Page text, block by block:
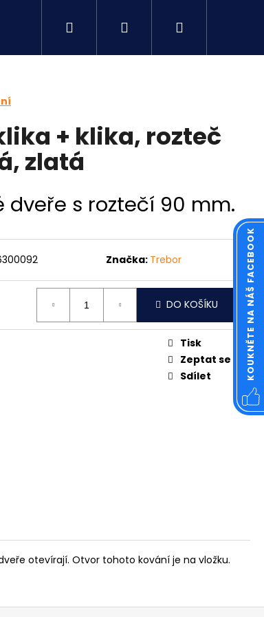
Kontakty Přihlášení
+ klika, rozteč
zlatá
dveře s roztečí 90 mm.
Značka: Trebor
DO KOŠÍKU
Tisk
Zeptat se
Sdílet
otevírají. Otvor tohoto kování je na vložku.
NEREZ
KOUKNĚTE NA NÁŠ FACEBOOK